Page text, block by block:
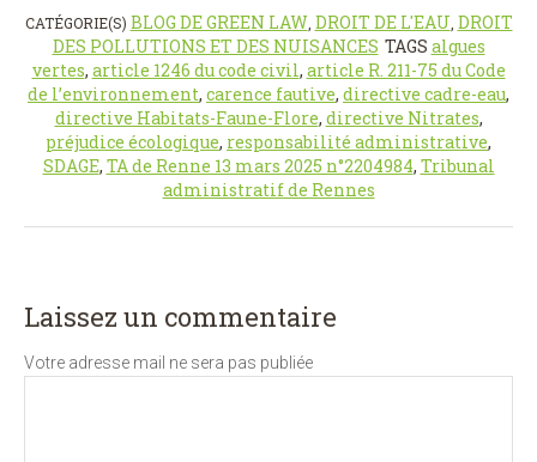
CATÉGORIE(S) BLOG DE GREEN LAW, DROIT DE L'EAU DROIT
DES POLLUTIONS ET DES NUISANCES TAGS algues
vertes, article 1246 du code civil, article R. 211-75 du Code
de l’environnement, carence fautive, directive cadre-eau,
directive Habitats-Faune-Flore, directive Nitrates,
préjudice écologique, responsabilité administrative,
SDAGE, TA de Renne 13 mars 2025 n°2204984, Tribunal
administratif de Rennes
Laissez un commentaire
Votre adresse mail ne sera pas publiée